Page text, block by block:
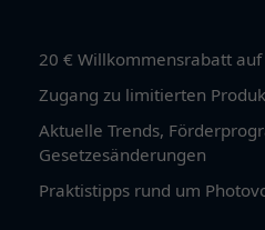
20 € Willkommensrabatt
Zugang zu limitierten
Aktuelle Trends,
Gesetzesänderungen
Praktistipps rund um